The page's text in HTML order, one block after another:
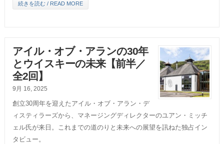
続きを読む / READ MORE
アイル・オブ・アランの30年
とウイスキーの未来【前半／
全2回】
9月 16, 2025
創立30周年を迎えたアイル・オブ・アラン・デ
ィスティラーズから、マネージングディレクターのユアン・ミッチ
ェル氏が来日。これまでの道のりと未来への展望を訊ねた独占イン
タビュー。